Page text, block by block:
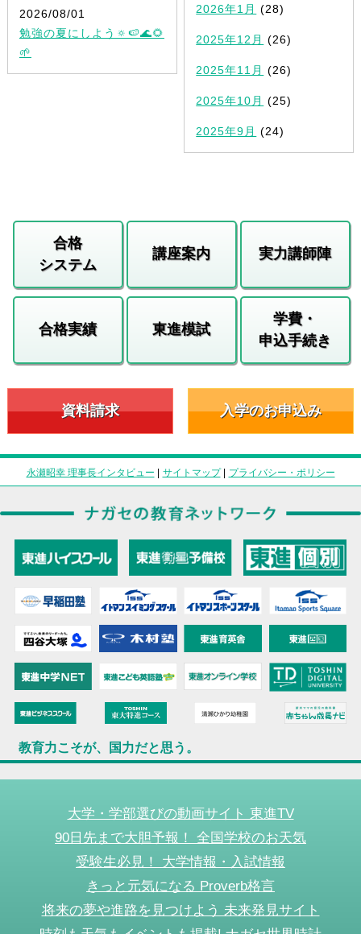
2026/08/01
勉強の夏にしよう🔅🍉🌊🌻
🌱
2026年1月 (28)
2025年12月 (26)
2025年11月 (26)
2025年10月 (25)
2025年9月 (24)
合格
システム
講座案内 実力講師陣
合格実績 東進模試
学費・
申込手続き
資料請求 入学のお申込み
永瀬昭幸 理事長インタビュー | サイトマップ| プライバシー・ポリシー
教育力こそが、国力だと思う。
大学・学部選びの動画サイト 東進TV
90日先まで大胆予報！ 全国学校のお天気
受験生必見！ 大学情報・入試情報
きっと元気になる Proverb格言
将来の夢や進路を見つけよう 未来発見サイト